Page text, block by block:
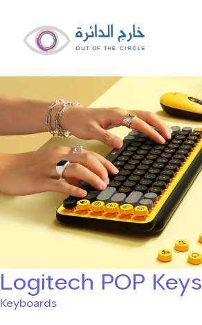
Logitech POP Keys
Keyboards